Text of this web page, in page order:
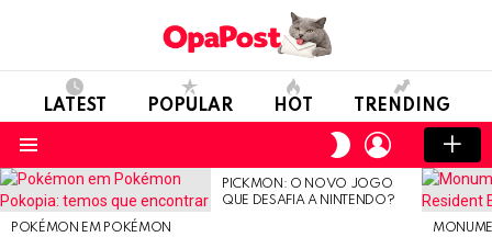
LATEST POPULAR HOT TRENDING
SWITCH
SKIN
LOGIN
LATEST
STORIES
POKÉMON EM POKÉMON
PICKMON: O NOVO JOGO
QUE DESAFIA A NINTENDO?